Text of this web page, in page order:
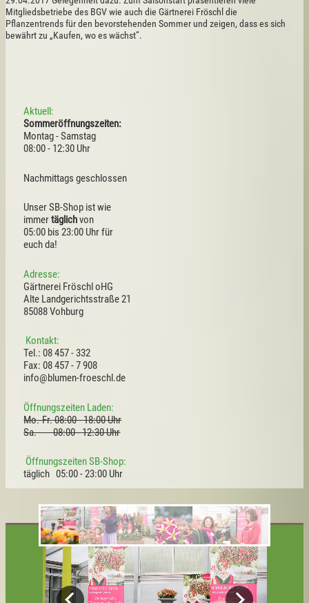
Mitgliedsbetriebe des BGV wie auch die Gärtnerei Fröschl die
Pflanzentrends für den bevorstehenden Sommer und zeigen, dass es sich
bewährt zu „Kaufen, wo es wächst“.
Aktuell:
Sommeröffnungszeiten:
Montag - Samstag
08:00 - 12:30 Uhr
Nachmittags geschlossen
Unser SB-Shop ist wie
immertäglichvon
05:00 bis 23:00 Uhr für
euch da!
Adresse:
Gärtnerei Fröschl oHG
Alte Landgerichtsstraße 21
85088 Vohburg
Kontakt:
Tel.: 08 457 - 332
Fax: 08 457 - 7 908
info@blumen-froeschl.de
Öffnungszeiten Laden:
Mo.-Fr. 08:00 - 18:00 Uhr
Sa. 08:00 - 12:30 Uhr
Öffnungszeiten SB-Shop:
täglich 05:00 - 23:00 Uhr